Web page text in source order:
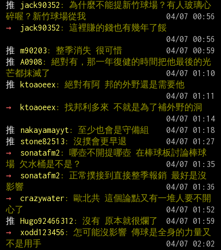
推
jack90352 : 為什麼不能提新竹球場？有人玻璃心
碎喔？新竹球場從我
→
jack90352 : 這裡賺的錢也有幾年了餒
推
m90203 : 整季消失 很可惜
推
A0908 : 絕對有，那一年復健的時間把他最後的光
芒都抹滅了
推
ktoaoeex : 絕對有阿 邦的外野還是需要他
→
ktoaoeex : 找邦利多來 不就是為了補外野的洞
推
nakayamayyt : 至少也會是守備組
推
stone82513 : 沒撲會更早退
→
sonatafm2 : 哪壺不開提哪壺 在棒球板討論棒球
場 欠水桶是不是？
→
sonatafm2 : 正常撲接到直接整季報銷 最好是沒
影響
→
crazywater : 歐北共 這個論點又有一堆人要不開
心了
推
Hugo92466312 : 沒有 原本就很爛了
→
xodd123456 : 怎可能沒影響 傳球是全身的力量又
不是用手